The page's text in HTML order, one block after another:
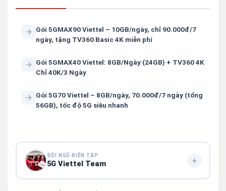
Gói 5GMAX90 Viettel – 10GB/ngày, chỉ 90.000đ/7
ngày, tặng TV360 Basic 4K miễn phí
Gói 5GMAX40 Viettel: 8GB/Ngày (24GB) + TV360 4K
Chỉ 40K/3 Ngày
Gói 5G70 Viettel – 8GB/ngày, 70.000đ/7 ngày (tổng
56GB), tốc độ 5G siêu nhanh
ĐỘI NGŨ BIÊN TẬP
5G Viettel Team +
5G Viettel Editorial Team